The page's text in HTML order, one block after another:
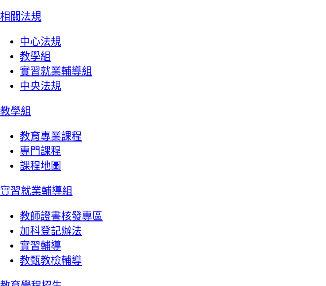
相關法規
中心法規
教學組
實習就業輔導組
中央法規
教學組
教育專業課程
專門課程
課程地圖
實習就業輔導組
教師證書核發專區
加科登記辦法
實習輔導
教甄教檢輔導